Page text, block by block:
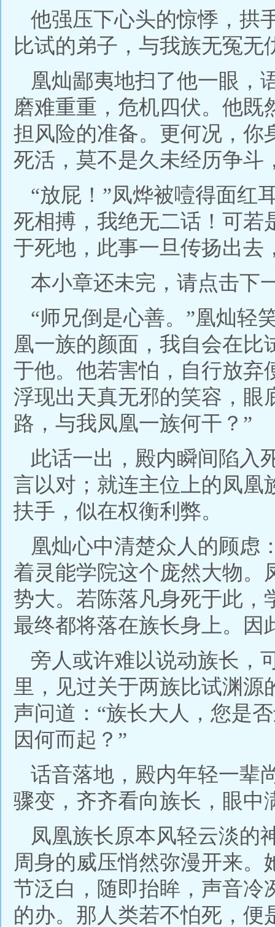
他强压下心头的惊悸，拱
比试的弟子，与我族无冤无
凰灿鄙夷地扫了他一眼，
磨难重重，危机四伏。他
担风险的准备。更何况，你
死活，莫不是久未经历争斗
“放屁！”凤烨被噎得面红
死相搏，我绝无二话！可若
于死地，此事一旦传扬出去
本小章还未完，请点击下
“师兄倒是心善。”凰灿轻
凰一族的颜面，我自会在
于他。他若害怕，自行放
浮现出天真无邪的笑容，眼
路，与我凤凰一族何干？”
此话一出，殿内瞬间陷入
言以对；就连主位上的凤凰
扶手，似在权衡利弊。
凰灿心中清楚众人的顾虑
着灵能学院这个庞然大物。
势大。若陈落凡身死于此，
最终都将落在族长身上。因
旁人或许难以说动族长，
里，见过关于两族比试渊
声问道：“族长大人，您是
因何而起？”
话音落地，殿内年轻一辈
骤变，齐齐看向族长，眼中
凤凰族长原本风轻云淡的
周身的威压悄然弥漫开来
节泛白，随即抬眸，声音冷
的办。那人类若不怕死，便